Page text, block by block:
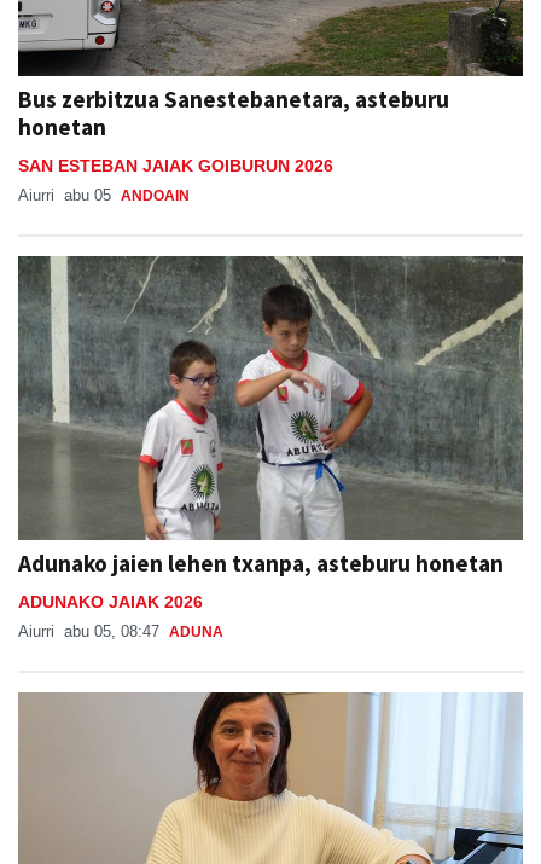
Bus zerbitzua Sanestebanetara, asteburu
honetan
SAN ESTEBAN JAIAK GOIBURUN 2026
Aiurri abu 05 ANDOAIN
Adunako jaien lehen txanpa, asteburu honetan
ADUNAKO JAIAK 2026
Aiurri abu 05, 08:47 ADUNA